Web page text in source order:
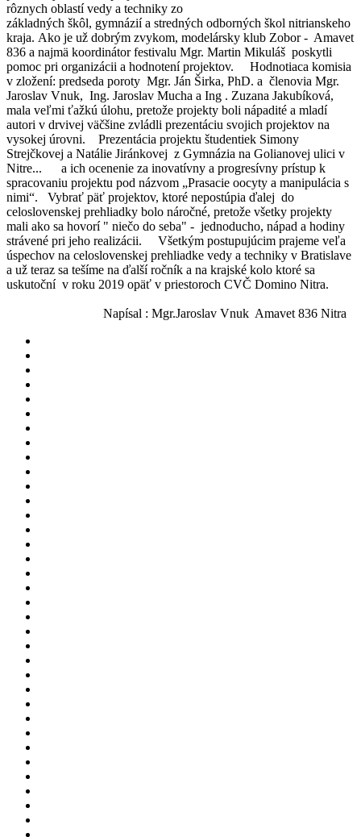
rôznych oblastí vedy a techniky zo
základných škôl, gymnázií a stredných odborných škol nitrianskeho
kraja. Ako je už dobrým zvykom, modelársky klub Zobor - Amavet
836 a najmä koordinátor festivalu Mgr. Martin Mikuláš poskytli
pomoc pri organizácii a hodnotení projektov. Hodnotiaca komisia
v zložení: predseda poroty Mgr. Ján Širka, PhD. a členovia Mgr.
Jaroslav Vnuk, Ing. Jaroslav Mucha a Ing . Zuzana Jakubíková,
mala veľmi ťažkú úlohu, pretože projekty boli nápadité a mladí
autori v drvivej väčšine zvládli prezentáciu svojich projektov na
vysokej úrovni. Prezentácia projektu študentiek Simony
Strejčkovej a Natálie Jiránkovej z Gymnázia na Golianovej ulici v
Nitre... a ich ocenenie za inovatívny a progresívny prístup k
spracovaniu projektu pod názvom „Prasacie oocyty a manipulácia s
nimi“.
Vybrať päť projektov, ktoré nepostúpia ďalej do
celoslovenskej prehliadky bolo náročné, pretože všetky projekty
mali ako sa hovorí " niečo do seba" - jednoducho, nápad a hodiny
strávené pri jeho realizácii. Všetkým postupujúcim prajeme veľa
úspechov na celoslovenskej prehliadke vedy a techniky v Bratislave
a už teraz sa tešíme na ďalší ročník a na krajské kolo ktoré sa
uskutoční v roku 2019 opäť v priestoroch CVČ Domino Nitra.
Napísal : Mgr.Jaroslav Vnuk Amavet 836 Nitra